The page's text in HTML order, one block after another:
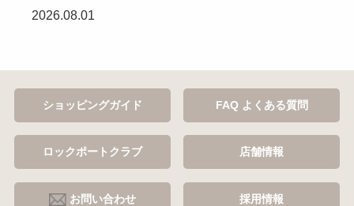
2026.08.01
ショッピングガイド FAQ よくある質問
ロックポートクラブ 店舗情報
お問い合わせ 採用情報